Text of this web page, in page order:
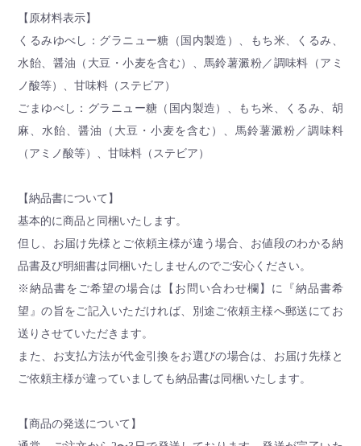
【原材料表示】
くるみゆべし：グラニュー糖（国内製造）、もち米、くるみ、
水飴、醤油（大豆・小麦を含む）、馬鈴薯澱粉／調味料（アミ
ノ酸等）、甘味料（ステビア）
ごまゆべし：グラニュー糖（国内製造）、もち米、くるみ、胡
麻、水飴、醤油（大豆・小麦を含む）、馬鈴薯澱粉／調味料
（アミノ酸等）、甘味料（ステビア）
【納品書について】
基本的に商品と同梱いたします。
但し、お届け先様とご依頼主様が違う場合、お値段のわかる納
品書及び明細書は同梱いたしませんのでご安心ください。
※納品書をご希望の場合は【お問い合わせ欄】に『納品書希
望』の旨をご記入いただければ、別途ご依頼主様へ郵送にてお
送りさせていただきます。
また、お支払方法が代金引換をお選びの場合は、お届け先様と
ご依頼主様が違っていましても納品書は同梱いたします。
【商品の発送について】